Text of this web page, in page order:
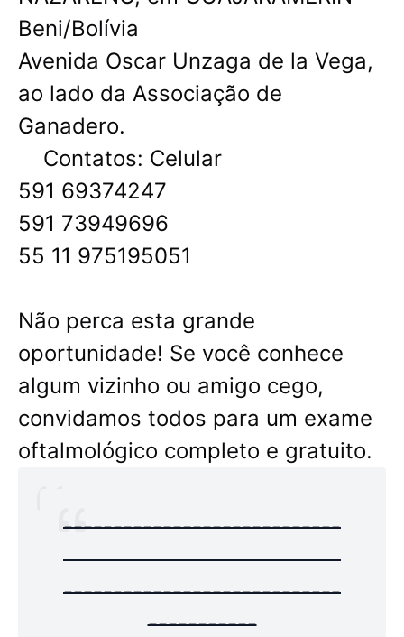
Beni/Bolívia
Avenida Oscar Unzaga de la Vega,
ao lado da Associação de
Ganadero.
Contatos: Celular
591 69374247
591 73949696
55 11 975195051
Não perca esta grande
oportunidade! Se você conhece
algum vizinho ou amigo cego,
convidamos todos para um exame
oftalmológico completo e gratuito.
----------------------------
----------------------------
----------------------------
-----------